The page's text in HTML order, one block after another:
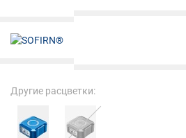
Другие расцветки: